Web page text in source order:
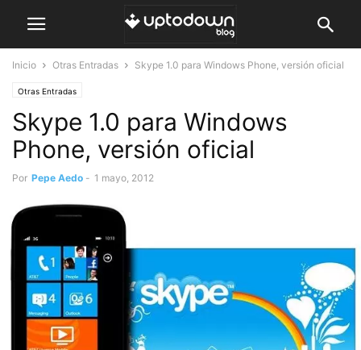
Inicio Otras Entradas Skype 1.0 para Windows Phone, versión oficial
Otras Entradas
Skype 1.0 para Windows
Phone, versión oficial
Por Pepe Aedo - 1 mayo, 2012